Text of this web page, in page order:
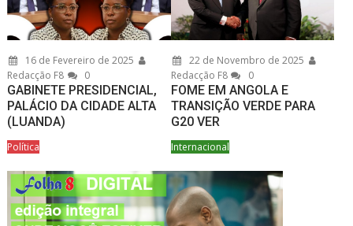
16 de Fevereiro de 2025
Redacção F8
0
GABINETE PRESIDENCIAL,
PALÁCIO DA CIDADE ALTA
(LUANDA)
Política
22 de Novembro de 2025
Redacção F8
0
FOME EM ANGOLA E
TRANSIÇÃO VERDE PARA
G20 VER
Internacional